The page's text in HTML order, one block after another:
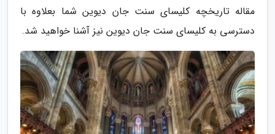
مقاله تاریخچه کلیسای سنت جان دیوین شما بعلاوه با
دسترسی به کلیسای سنت جان دیوین نیز آشنا خواهید شد.